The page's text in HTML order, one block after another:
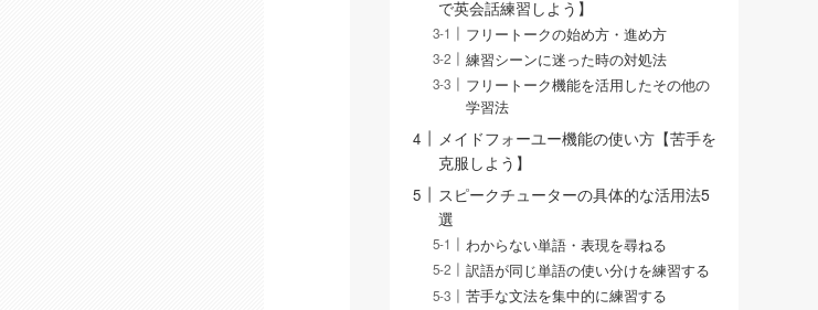
で英会話練習しよう】
フリートークの始め方・進め方
練習シーンに迷った時の対処法
フリートーク機能を活用したその他の
学習法
メイドフォーユー機能の使い方【苦手を
克服しよう】
スピークチューターの具体的な活用法5
選
わからない単語・表現を尋ねる
訳語が同じ単語の使い分けを練習する
苦手な文法を集中的に練習する